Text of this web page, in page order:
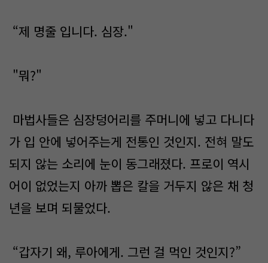
“제 명줄 입니다. 심장."
"뭐?"
마법사들은 심장덩어리를 주머니에 넣고 다니다
가 입 안에 넣어주는게 전통인 것인지. 전혀 말도
되지 않는 소리에 눈이 동그래졌다. 프로이 역시
어이 없었는지 아까 뽑은 칼을 거두지 않은 채 청
년을 보며 되물었다.
“갑자기 왜, 루아에게. 그런 걸 먹인 것인지?”